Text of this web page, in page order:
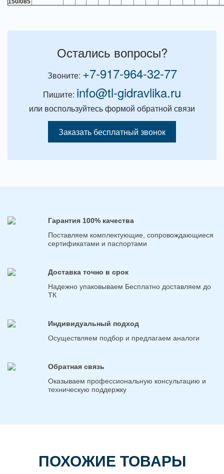
150/085
Остались вопросы?
Звоните: +7-917-964-32-77
Пишите: info@tl-gidravlika.ru
или воспользуйтесь формой обратной связи
Заказать бесплатный звонок
Гарантия 100% качества
Поставляем комплектующие, сопровождающиеся
сертификатами и паспортами
Доставка точно в срок
Надежно упаковываем Бесплатно доставляем до
ТК
Индивидуальный подход
Осуществляем подбор и предлагаем аналоги
Обратная связь
Оказываем профессиональную консультацию и
техническую поддержку
ПОХОЖИЕ ТОВАРЫ